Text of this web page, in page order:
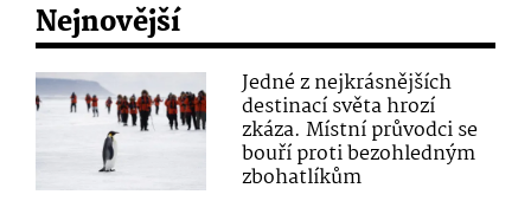
Nejnovější
Jedné z nejkrásnějších
destinací světa hrozí
zkáza. Místní průvodci se
bouří proti bezohledným
zbohatlíkům